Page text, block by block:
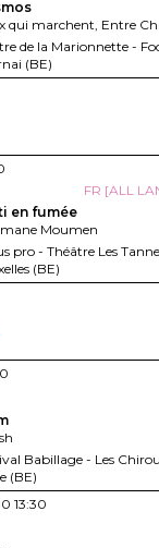
qui marchent, Entre
de la Marionnette -
(BE)
FR [ALL
en fumée
Moumen
pro - Théâtre Les
(BE)
Babillage - Les
(BE)
13:30